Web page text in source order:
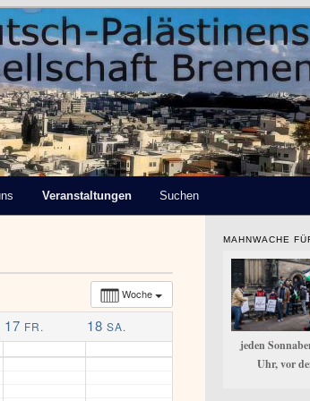
Veranstaltungen Suchen
Woche
17 FR. 18 SA.
MAHNWACHE
jeden
Uhr, vor